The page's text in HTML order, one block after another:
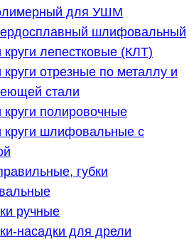
для УШМ
шлифовальный
круги лепестковые (КЛТ)
круги отрезные по металлу и
стали
круги полировочные
круги шлифовальные с
губки
ручные
насадки для дрели